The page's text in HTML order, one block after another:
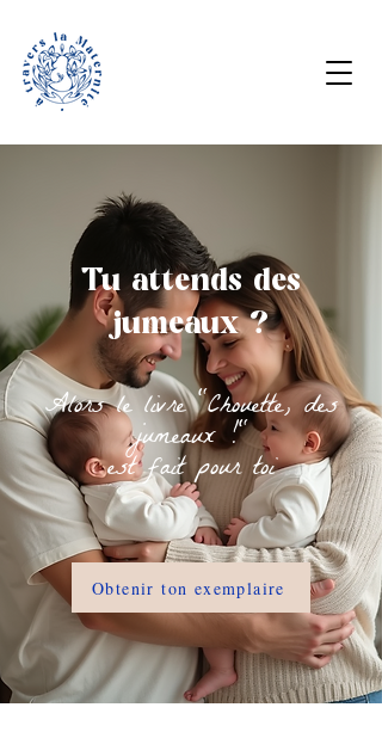
Tu attends des
jumeaux ?
Alors le livre "Chouette, des
jumeaux !"
est fait pour toi
Obtenir ton exemplaire